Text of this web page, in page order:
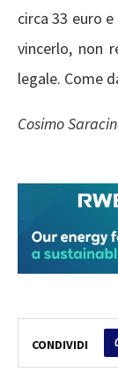
circa 33 euro
vincerlo, non
legale. Come
Cosimo
CONDIVIDI